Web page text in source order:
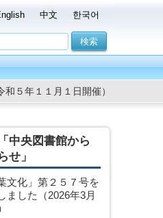
中文 한국어
５年１１月１日開催）
中央図書館から
せ」
文化」第２５７号を
ました（2026年3月